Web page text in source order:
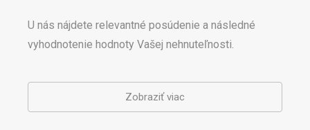
U nás nájdete relevantné posúdenie a následné
vyhodnotenie hodnoty Vašej nehnuteľnosti.
Zobraziť viac